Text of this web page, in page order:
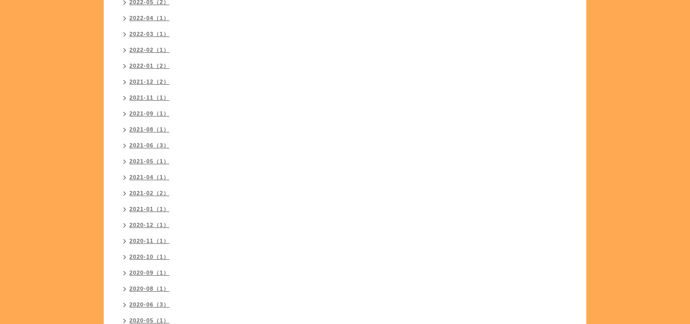
2022-05（2）
2022-04（1）
2022-03（1）
2022-02（1）
2022-01（2）
2021-12（2）
2021-11（1）
2021-09（1）
2021-08（1）
2021-06（3）
2021-05（1）
2021-04（1）
2021-02（2）
2021-01（1）
2020-12（1）
2020-11（1）
2020-10（1）
2020-09（1）
2020-08（1）
2020-06（3）
2020-05（1）